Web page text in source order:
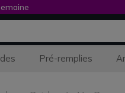
Pré-remplies